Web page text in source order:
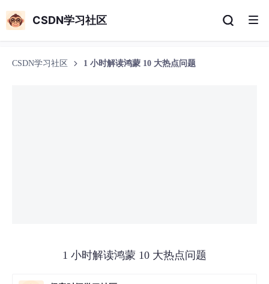
CSDN学习社区
CSDN学习社区 1 小时解读鸿蒙 10 大热点问题
1 小时解读鸿蒙 10 大热点问题